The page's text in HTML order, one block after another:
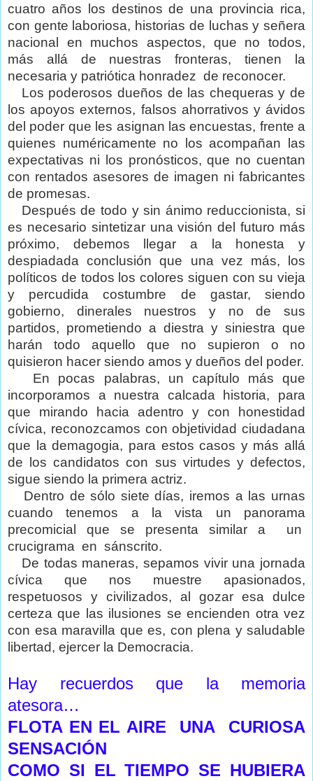
cuatro años los destinos de una provincia rica,
con gente laboriosa, historias de luchas y señera
nacional en muchos aspectos, que no todos,
más allá de nuestras fronteras, tienen la
necesaria y patriótica honradez de reconocer.
Los poderosos dueños de las chequeras y de
los apoyos externos, falsos ahorrativos y ávidos
del poder que les asignan las encuestas, frente a
quienes numéricamente no los acompañan las
expectativas ni los pronósticos, que no cuentan
con rentados asesores de imagen ni fabricantes
de promesas.
Después de todo y sin ánimo reduccionista, si
es necesario sintetizar una visión del futuro más
próximo, debemos llegar a la honesta y
despiadada conclusión que una vez más, los
políticos de todos los colores siguen con su vieja
y percudida costumbre de gastar, siendo
gobierno, dinerales nuestros y no de sus
partidos, prometiendo a diestra y siniestra que
harán todo aquello que no supieron o no
quisieron hacer siendo amos y dueños del poder.
En pocas palabras, un capítulo más que
incorporamos a nuestra calcada historia, para
que mirando hacia adentro y con honestidad
cívica, reconozcamos con objetividad ciudadana
que la demagogia, para estos casos y más allá
de los candidatos con sus virtudes y defectos,
sigue siendo la primera actriz.
Dentro de sólo siete días, iremos a las urnas
cuando tenemos a la vista un panorama
precomicial que se presenta similar a
un
crucigrama en sánscrito.
De todas maneras, sepamos vivir una jornada
cívica que nos muestre apasionados,
respetuosos y civilizados, al gozar esa dulce
certeza que las ilusiones se encienden otra vez
con esa maravilla que es, con plena y saludable
libertad, ejercer la Democracia.
Hay recuerdos que la memoria
atesora…
FLOTA EN EL AIRE
UNA
CURIOSA
SENSACIÓN
COMO SI EL TIEMPO SE HUBIERA